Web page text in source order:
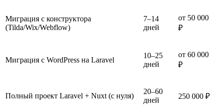
Миграция с конструктора
(Tilda/Wix/Webflow)
7–14
дней
от 50 000
₽
Миграция с WordPress на Laravel
10–25
дней
от 60 000
₽
Полный проект Laravel + Nuxt (с нуля)
20–60
дней
250 000 ₽